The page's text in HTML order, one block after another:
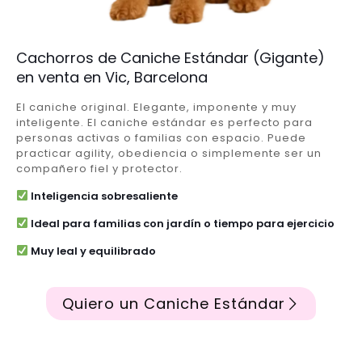
Cachorros de Caniche Estándar (Gigante)
en venta en Vic, Barcelona
El caniche original. Elegante, imponente y muy
inteligente. El caniche estándar es perfecto para
personas activas o familias con espacio. Puede
practicar agility, obediencia o simplemente ser un
compañero fiel y protector.
Inteligencia sobresaliente
Ideal para familias con jardín o tiempo para ejercicio
Muy leal y equilibrado
Quiero un Caniche Estándar